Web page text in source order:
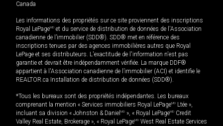
Canada
Les informations des propriétés sur ce site proviennent des inscriptions
Royal LePageMD et du service de distribution de données de l'Association
canadienne de l’immobilier (SDD®). SDD® met en référence des
inscriptions tenues par des agences immobilières autres que Royal
LePage et ses distributeurs. L'exactitude de l'information n'est pas
garantie et devrait être indépendamment vérifiée. La marque DDF®
appartient à l'Association canadienne de l’immobilier (ACI) et identifie le
REALTOR.ca Installation de distribution de données (SDD®).
*Tous les bureaux sont des propriétés indépendantes. Les bureaux
comprenant la mention « Services immobiliers Royal LePageMD Ltée »,
incluant sa division « Johnston & Daniel MD », « Royal LePageMD Credit
Valley Real Estate, Brokerage », « Royal LePageMD West Real Estate Services